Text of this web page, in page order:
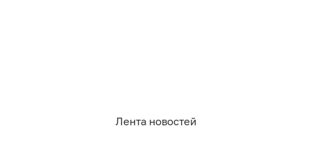
Лента новостей
1 0